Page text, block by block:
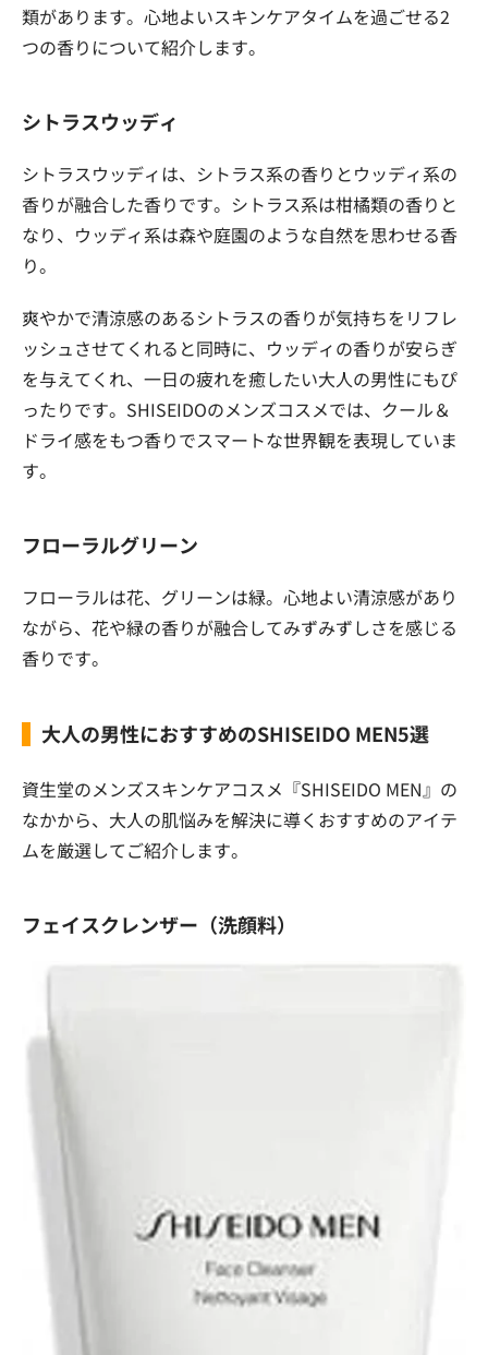
類があります。心地よいスキンケアタイムを過ごせる2
つの香りについて紹介します。
シトラスウッディ
シトラスウッディは、シトラス系の香りとウッディ系の
香りが融合した香りです。シトラス系は柑橘類の香りと
なり、ウッディ系は森や庭園のような自然を思わせる香
り。
爽やかで清涼感のあるシトラスの香りが気持ちをリフレ
ッシュさせてくれると同時に、ウッディの香りが安らぎ
を与えてくれ、一日の疲れを癒したい大人の男性にもぴ
ったりです。SHISEIDOのメンズコスメでは、クール＆
ドライ感をもつ香りでスマートな世界観を表現していま
す。
フローラルグリーン
フローラルは花、グリーンは緑。心地よい清涼感があり
ながら、花や緑の香りが融合してみずみずしさを感じる
香りです。
大人の男性におすすめのSHISEIDO MEN5選
資生堂のメンズスキンケアコスメ『SHISEIDO MEN』の
なかから、大人の肌悩みを解決に導くおすすめのアイテ
ムを厳選してご紹介します。
フェイスクレンザー（洗顔料）